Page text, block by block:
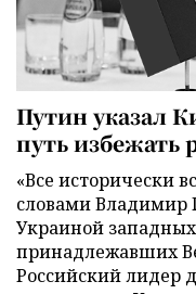
Путин указал
путь избежать
«Все исторически
словами Владимир
Украиной
принадлежавших
Российский лидер